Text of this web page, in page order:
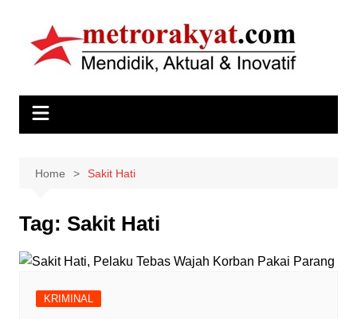
content
Home Sakit Hati
Tag: Sakit Hati
KRIMINAL